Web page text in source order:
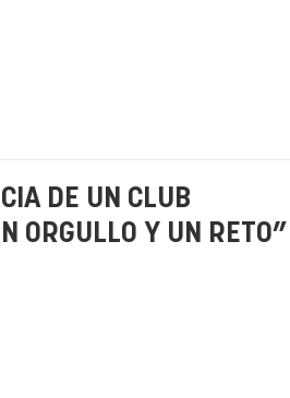
DE UN CLUB
ORGULLO Y UN RETO”